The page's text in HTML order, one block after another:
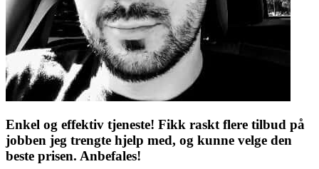
Enkel og effektiv tjeneste! Fikk raskt flere tilbud på
jobben jeg trengte hjelp med, og kunne velge den
beste prisen. Anbefales!